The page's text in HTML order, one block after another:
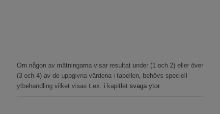
Om någon av mätningarna visar resultat under (1 och 2) eller över
(3 och 4) av de uppgivna värdena i tabellen, behövs speciell
ytbehandling vilket visas t.ex. i kapitlet svaga ytor.